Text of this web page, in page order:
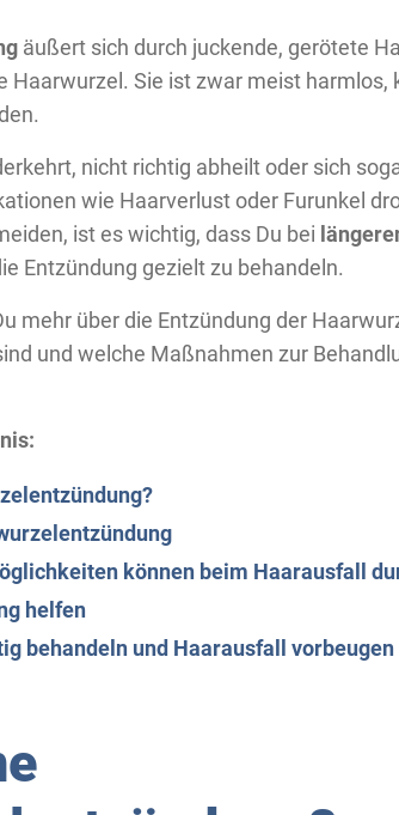
äußert sich durch juckende, gerötete
Haarwurzel. Sie ist zwar meist harmlos,
nicht richtig abheilt oder sich
wie Haarverlust oder Furunkel
ist es wichtig, dass Du bei
Entzündung gezielt zu behandeln.
mehr über die Entzündung der
und welche Maßnahmen zur
können beim Haarausfall
helfen
behandeln und Haarausfall vorbeugen